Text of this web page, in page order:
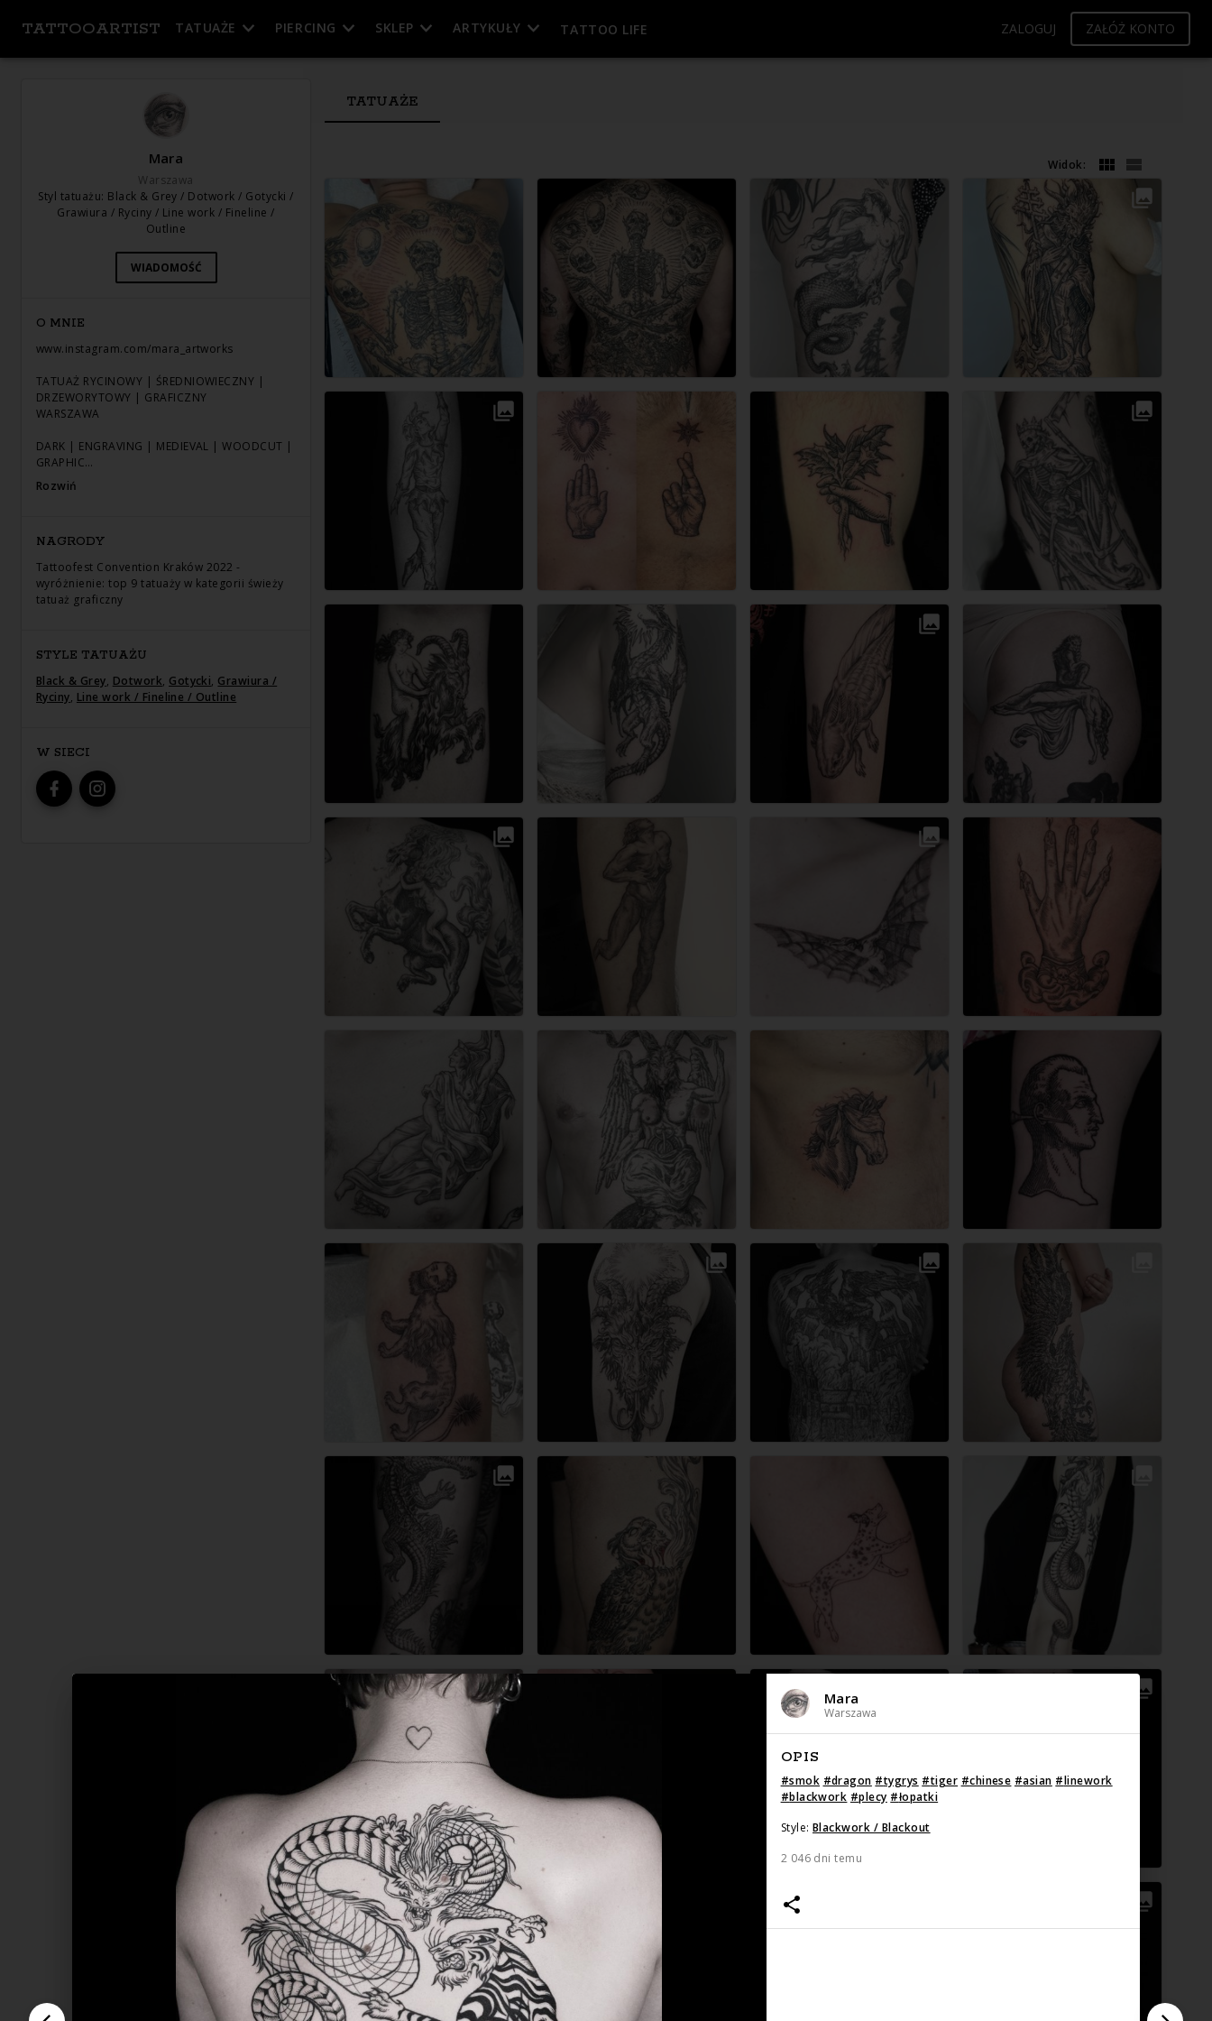
TATTOOARTIST TATUAŻE PIERCING SKLEP ARTYKUŁY TATTOO LIFE ZALOGUJ ZAŁÓŻ KONTO
Mara
Warszawa
Styl tatuażu: Black & Grey / Dotwork / Gotycki /
Grawiura / Ryciny / Line work / Fineline /
Outline
WIADOMOŚĆ
O MNIE
www.instagram.com/mara_artworks
TATUAŻ RYCINOWY | ŚREDNIOWIECZNY |
DRZEWORYTOWY | GRAFICZNY
WARSZAWA
DARK | ENGRAVING | MEDIEVAL | WOODCUT |
GRAPHIC…
Rozwiń
NAGRODY
Tattoofest Convention Kraków 2022 -
wyróżnienie: top 9 tatuaży w kategorii świeży
tatuaż graficzny
STYLE TATUAŻU
Black & Grey, Dotwork, Gotycki, Grawiura /
Ryciny, Line work / Fineline / Outline
W SIECI
TATUAŻE
Widok:
Mara
Warszawa
OPIS
#smok #dragon #tygrys #tiger #chinese #asian #linework
#blackwork #plecy #łopatki
Style: Blackwork / Blackout
2 046 dni temu